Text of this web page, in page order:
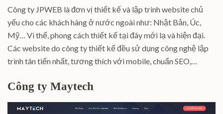
Công ty JPWEB là đơn vị thiết kế và lập trình website chủ
yếu cho các khách hàng ở nước ngoài như: Nhật Bản, Úc,
Mỹ… Vì thế, phong cách thiết kế tại đây mới lạ và hiện đại.
Các website do công ty thiết kế đều sử dụng công nghệ lập
trình tân tiến nhất, tương thích với mobile, chuẩn SEO,…
Công ty Maytech